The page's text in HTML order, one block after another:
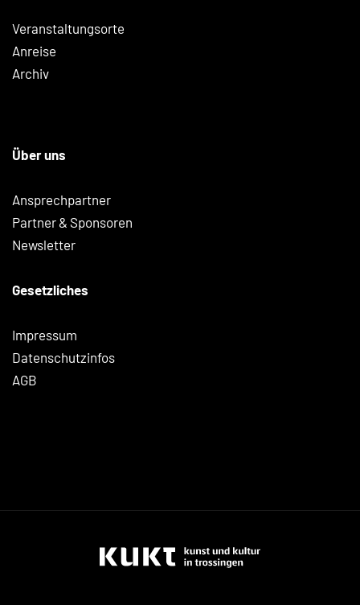
Veranstaltungsorte
Anreise
Archiv
Über uns
Ansprechpartner
Partner & Sponsoren
Newsletter
Gesetzliches
Impressum
Datenschutzinfos
AGB